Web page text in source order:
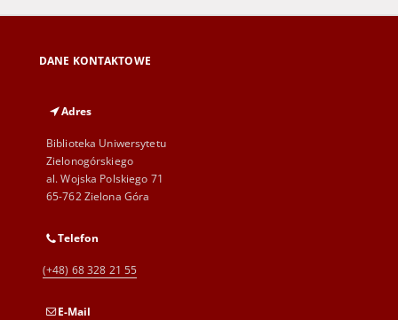
DANE KONTAKTOWE
Adres
Biblioteka Uniwersytetu
Zielonogórskiego
al. Wojska Polskiego 71
65-762 Zielona Góra
Telefon
(+48) 68 328 21 55
E-Mail